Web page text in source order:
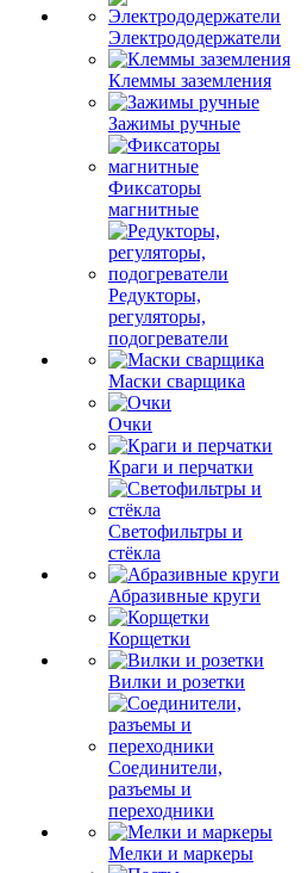
Электрододержатели
Клеммы заземления
Зажимы ручные
Фиксаторы
магнитные
Редукторы,
регуляторы,
подогреватели
Маски сварщика
Очки
Краги и перчатки
Светофильтры и
стёкла
Абразивные круги
Корщетки
Вилки и розетки
Соединители,
разъемы и
переходники
Мелки и маркеры